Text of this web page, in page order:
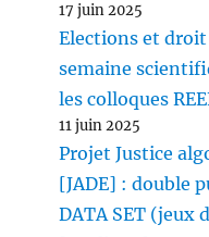
17 juin 2025
Elections et
semaine
les colloques
11 juin 2025
Projet Justice
[JADE] : double
DATA SET (jeux